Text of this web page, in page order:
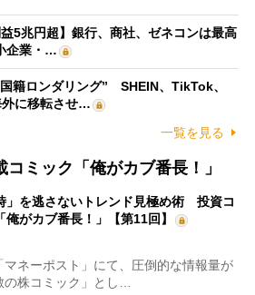
益5兆円超】銀行、商社、ゼネコンは最高
企業・…
籍ロンダリング” SHEIN、TikTok、
に移転させ…
一覧を見る
ミック「俺がカブ番長！」
」を逃さないトレンド見極め術 投資コ
俺がカブ番長！」【第11回】
ネーポスト」にて、圧倒的な情報量が
株コミック」とし…